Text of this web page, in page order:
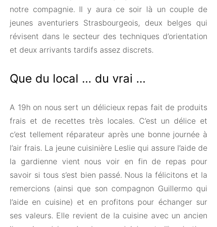
notre compagnie. Il y aura ce soir là un couple de
jeunes aventuriers Strasbourgeois, deux belges qui
révisent dans le secteur des techniques d’orientation
et deux arrivants tardifs assez discrets.
Que du local … du vrai …
A 19h on nous sert un délicieux repas fait de produits
frais et de recettes très locales. C’est un délice et
c’est tellement réparateur après une bonne journée à
l’air frais. La jeune cuisinière Leslie qui assure l’aide de
la gardienne vient nous voir en fin de repas pour
savoir si tous s’est bien passé. Nous la félicitons et la
remercions (ainsi que son compagnon Guillermo qui
l’aide en cuisine) et en profitons pour échanger sur
ses valeurs. Elle revient de la cuisine avec un ancien